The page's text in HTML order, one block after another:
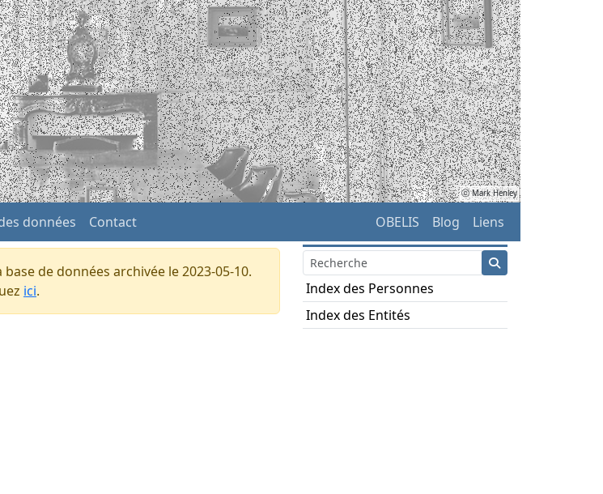
ⓒ Mark Henley
données Contact OBELIS Blog Liens
de données archivée le 2023-05-10.
ici.
Index des Personnes
Index des Entités